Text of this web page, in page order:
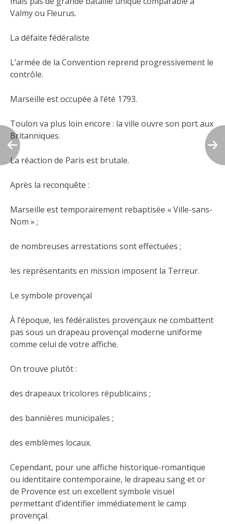
Valmy ou Fleurus.
La défaite fédéraliste
L’armée de la Convention reprend progressivement le
contrôle.
Marseille est occupée à l’été 1793.
Toulon va plus loin encore : la ville ouvre son port aux
Britanniques.
La réaction de Paris est brutale.
Après la reconquête :
Marseille est temporairement rebaptisée « Ville-sans-
Nom » ;
de nombreuses arrestations sont effectuées ;
les représentants en mission imposent la Terreur.
Le symbole provençal
À l’époque, les fédéralistes provençaux ne combattent
pas sous un drapeau provençal moderne uniforme
comme celui de votre affiche.
On trouve plutôt :
des drapeaux tricolores républicains ;
des bannières municipales ;
des emblèmes locaux.
Cependant, pour une affiche historique-romantique
ou identitaire contemporaine, le drapeau sang et or
de Provence est un excellent symbole visuel
permettant d’identifier immédiatement le camp
provençal.